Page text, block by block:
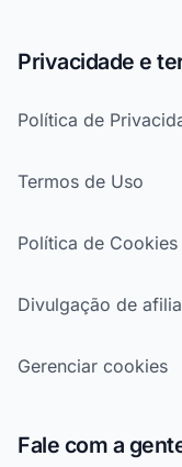
Privacidade e
Política de
Termos de Uso
Política de Cookies
Divulgação de
Gerenciar cookies
Fale com a